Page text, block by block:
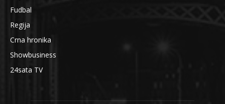
Fudbal
Regija
Crna hronika
Showbusiness
24sata TV